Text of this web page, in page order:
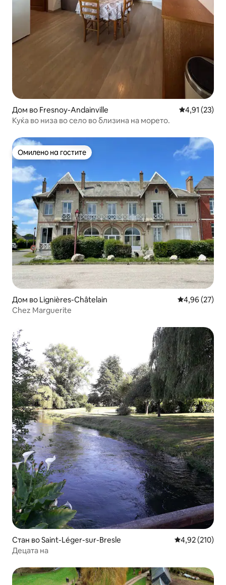
Дом во Fresnoy-Andainville Просечна
4,91 (23)
Куќа во низа во село во близина на морето.
Омилено на гостите
Омилено на гостите
Дом во Lignières-Châtelain Просечна
4,96 (27)
Chez Marguerite
Стан во Saint-Léger-sur-Bresle Просечна
4,92 (210)
Децата на